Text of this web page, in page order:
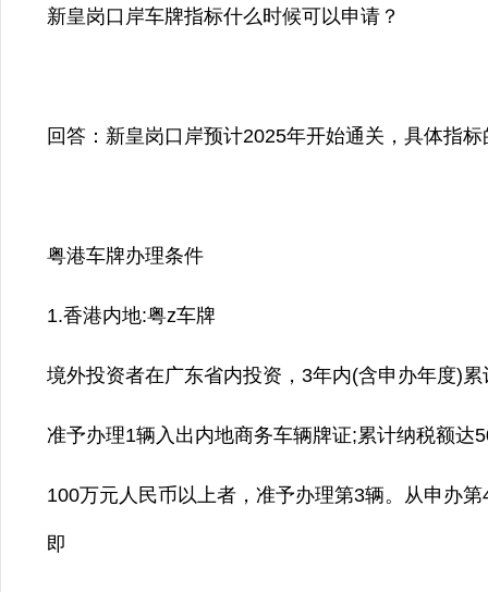
新皇岗口岸车牌指标什么时候可以申请？
回答：新皇岗口岸预计2025年开始通关，具体指
粤港车牌办理条件
1.香港内地:粤z车牌
境外投资者在广东省内投资，3年内(含申办年度)
准予办理1辆入出内地商务车辆牌证;累计纳税额
100万元人民币以上者，准予办理第3辆。从申办
即